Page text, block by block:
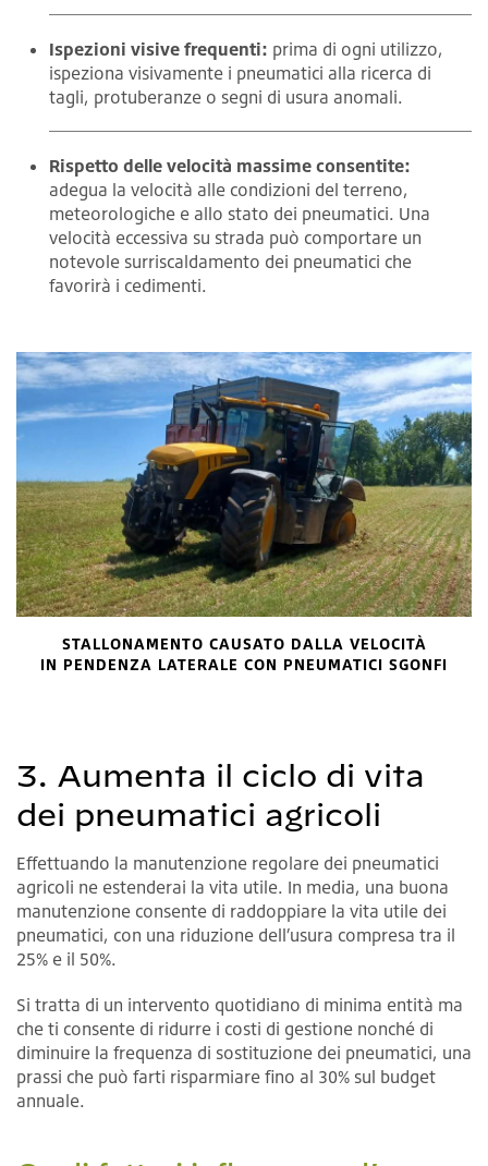
Ispezioni visive frequenti: prima di ogni utilizzo,
ispeziona visivamente i pneumatici alla ricerca di
tagli, protuberanze o segni di usura anomali.
Rispetto delle velocità massime consentite:
adegua la velocità alle condizioni del terreno,
meteorologiche e allo stato dei pneumatici. Una
velocità eccessiva su strada può comportare un
notevole surriscaldamento dei pneumatici che
favorirà i cedimenti.
STALLONAMENTO CAUSATO DALLA VELOCITÀ
IN PENDENZA LATERALE CON PNEUMATICI SGONFI
3. Aumenta il ciclo di vita
dei pneumatici agricoli
Effettuando la manutenzione regolare dei pneumatici
agricoli ne estenderai la vita utile. In media, una buona
manutenzione consente di raddoppiare la vita utile dei
pneumatici, con una riduzione dell’usura compresa tra il
25% e il 50%.
Si tratta di un intervento quotidiano di minima entità ma
che ti consente di ridurre i costi di gestione nonché di
diminuire la frequenza di sostituzione dei pneumatici, una
prassi che può farti risparmiare fino al 30% sul budget
annuale.